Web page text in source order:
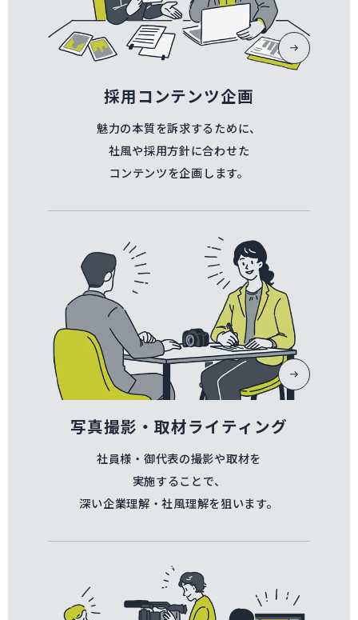
採用コンテンツ企画
魅力の本質を訴求するために、
社風や採用方針に合わせた
コンテンツを企画します。
写真撮影・取材ライティングへページ遷移します。
写真撮影・取材ライティング
社員様・御代表の撮影や取材を
実施することで、
深い企業理解・社風理解を狙います。
動画撮影・動画編集へページ遷移します。